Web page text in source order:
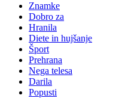
Znamke
Dobro za
Hranila
Diete in hujšanje
Šport
Prehrana
Nega telesa
Darila
Popusti